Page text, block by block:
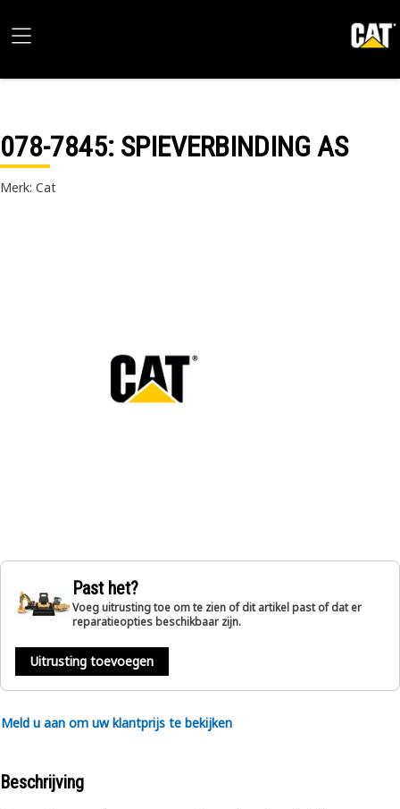
078-7845: SPIEVERBINDING AS
Merk: Cat
Past het?
Voeg uitrusting toe om te zien of dit artikel past of dat er
reparatieopties beschikbaar zijn.
Uitrusting toevoegen
Meld u aan om uw klantprijs te bekijken
Beschrijving